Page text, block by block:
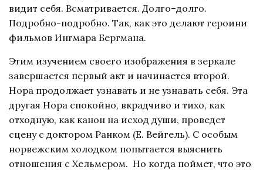
видит себя. Всматривается. Долго–долго.
Подробно-подробно. Так, как это делают героини
фильмов Ингмара Бергмана.
Этим изучением своего изображения в зеркале
завершается первый акт и начинается второй.
Нора продолжает узнавать и не узнавать себя. Эта
другая Нора спокойно, вкрадчиво и тихо, как
отходную, как канон на исход души, проведет
сцену с доктором Ранком (Е. Вейгель). С особым
норвежским холодком попытается выяснить
отношения с Хельмером. Но когда поймет, что это